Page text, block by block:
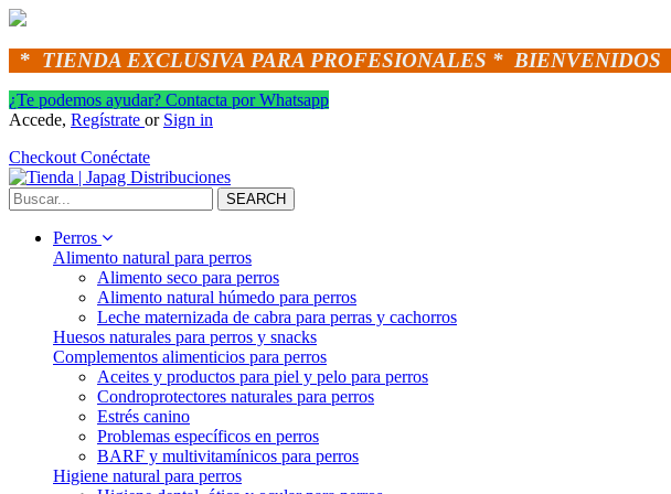
* TIENDA EXCLUSIVA PARA PROFESIONALES *
¿Te podemos ayudar? Contacta por Whatsapp
Accede, Regístrate or Sign in
Checkout Conéctate
SEARCH
Perros
Alimento natural para perros
Alimento seco para perros
Alimento natural húmedo para perros
Leche maternizada de cabra para perras y cachorros
Huesos naturales para perros y snacks
Complementos alimenticios para perros
Aceites y productos para piel y pelo para perros
Condroprotectores naturales para perros
Estrés canino
Problemas específicos en perros
BARF y multivitamínicos para perros
Higiene natural para perros